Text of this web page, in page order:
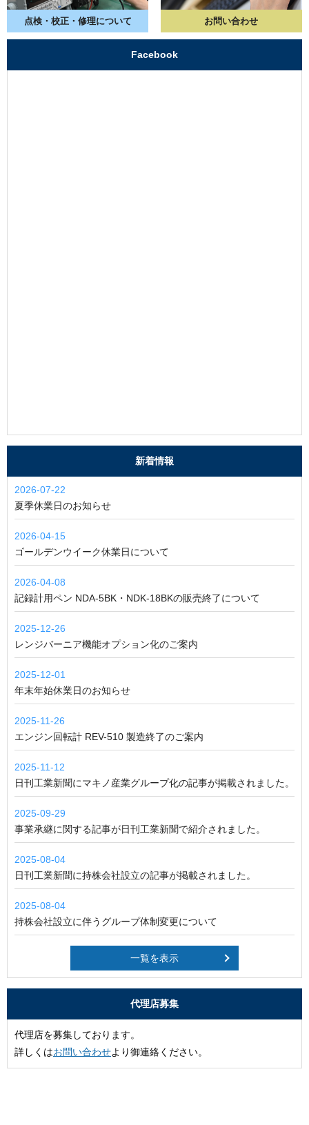
点検・校正・ 修理について お問い合わせ
Facebook
新着情報
2026-07-22
夏季休業日のお知らせ
2026-04-15
ゴールデンウイーク休業日について
2026-04-08
記録計用ペン NDA-5BK・NDK-18BKの販売終了について
2025-12-26
レンジバーニア機能オプション化のご案内
2025-12-01
年末年始休業日のお知らせ
2025-11-26
エンジン回転計 REV-510 製造終了のご案内
2025-11-12
日刊工業新聞にマキノ産業グループ化の記事が掲載されました。
2025-09-29
事業承継に関する記事が日刊工業新聞で紹介されました。
2025-08-04
日刊工業新聞に持株会社設立の記事が掲載されました。
2025-08-04
持株会社設立に伴うグループ体制変更について
一覧を表示
代理店募集
代理店を募集しております。
詳しくはお問い合わせより御連絡ください。